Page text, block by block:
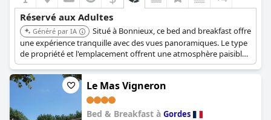
Réservé aux Adultes
Généré par IA
Situé à Bonnieux, ce bed and breakfast offre
une expérience tranquille avec des vues panoramiques. Le type
de propriété et l'emplacement offrent une atmosphère paisible
adaptée aux adultes.
Le Mas Vigneron
Bed & Breakfast à Gordes